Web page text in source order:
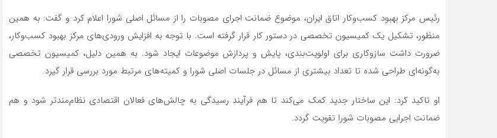
رئیس مرکز بهبود کسب‌وکار اتاق ایران، موضوع ضمانت اجرای مصوبات را از مسائل اصلی شورا اعلام کرد و گفت: به همین
منظور، تشکیل یک کمیسیون تخصصی در دستور کار قرار گرفته است. با توجه به افزایش ورودی‌های مرکز بهبود کسب‌وکار،
ضرورت داشت سازوکاری برای اولویت‌بندی، پایش و پردازش موضوعات ایجاد شود. به همین دلیل، کمیسیون تخصصی
به‌گونه‌ای طراحی شده تا تعداد بیشتری از مسائل در جلسات اصلی شورا و کمیته‌های مرتبط مورد بررسی قرار گیرد.
او تاکید کرد: این ساختار جدید کمک می‌کند تا هم فرآیند رسیدگی به چالش‌های فعالان اقتصادی نظام‌مندتر شود و هم
ضمانت اجرایی مصوبات شورا تقویت گردد.